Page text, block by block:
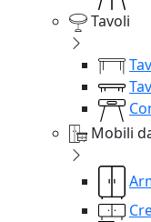
Tavoli
Mobili